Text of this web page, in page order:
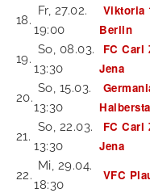
18.
Fr, 27.02.
19:00
Viktoria
Berlin
19.
So, 08.03.
13:30
FC Carl
Jena
20.
So, 15.03.
13:30
21.
So, 22.03.
13:30
FC Carl
Jena
22.
Mi, 29.04.
18:30
VFC